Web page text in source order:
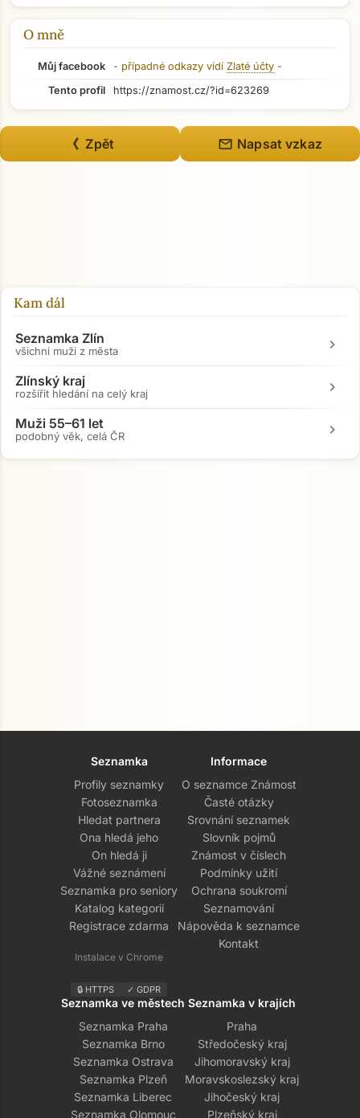
O mně
Můj facebook - případné odkazy vidí Zlaté účty -
Tento profil
https://znamost.cz/?id=623269
《 Zpět mail Napsat vzkaz
Kam dál
Seznamka Zlín
všichni muži z města chevron_right
Zlínský kraj
rozšířit hledání na celý kraj chevron_right
Muži 55–61 let
podobný věk, celá ČR chevron_right
Seznamka
Profily seznamky
Fotoseznamka
Hledat partnera
Ona hledá jeho
On hledá ji
Vážné seznámení
Seznamka pro seniory
Katalog kategorií
Registrace zdarma
Instalace v Chrome
🔒 HTTPS ✓ GDPR
Informace
O seznamce Známost
Časté otázky
Srovnání seznamek
Slovník pojmů
Známost v číslech
Podmínky užití
Ochrana soukromí
Seznamování
Nápověda k seznamce
Kontakt
Seznamka ve městech
Seznamka Praha
Seznamka Brno
Seznamka Ostrava
Seznamka Plzeň
Seznamka Liberec
Seznamka Olomouc
Seznamka v krajích
Praha
Středočeský kraj
Jihomoravský kraj
Moravskoslezský kraj
Jihočeský kraj
Plzeňský kraj